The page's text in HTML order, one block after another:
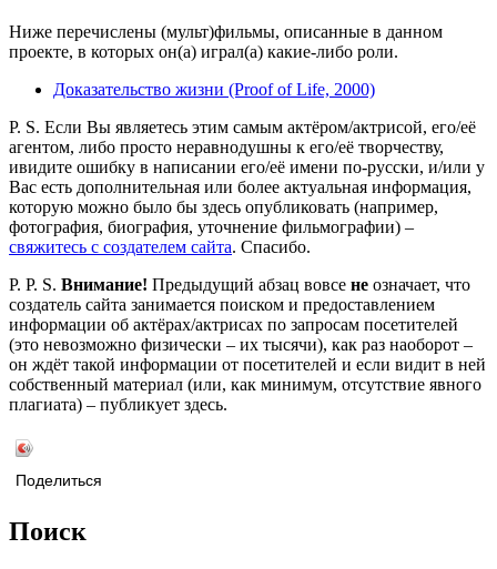
Ниже перечислены (мульт)фильмы, описанные в данном
проекте, в которых он(а) играл(а) какие-либо роли.
Доказательство жизни (Proof of Life, 2000)
P. S. Если Вы являетесь этим самым актёром/актрисой, его/её
агентом, либо просто неравнодушны к его/её творчеству,
ивидите ошибку в написании его/её имени по-русски, и/или у
Вас есть дополнительная или более актуальная информация,
которую можно было бы здесь опубликовать (например,
фотография, биография, уточнение фильмографии) –
свяжитесь с создателем сайта. Спасибо.
P. P. S. Внимание! Предыдущий абзац вовсе не означает, что
создатель сайта занимается поиском и предоставлением
информации об актёрах/актрисах по запросам посетителей
(это невозможно физически – их тысячи), как раз наоборот –
он ждёт такой информации от посетителей и если видит в ней
собственный материал (или, как минимум, отсутствие явного
плагиата) – публикует здесь.
Поделиться
Поиск